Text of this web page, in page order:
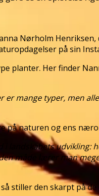
Nørholm
på sin
planter. Her finder
er mange typer, men
på naturen og ens
i landskabets udvikling:
måde lærer man
stiller den skarpt på de